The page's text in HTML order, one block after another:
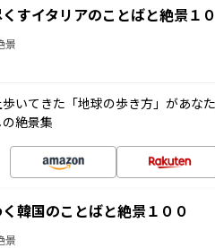
すイタリアのことばと絶景１
景
いてきた「地球の歩き方」があな
絶景集
韓国のことばと絶景１００
景